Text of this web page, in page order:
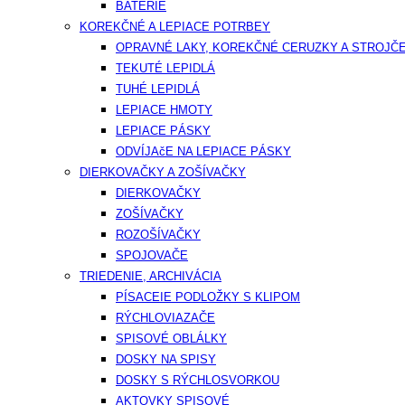
BATÉRIE
KOREKČNÉ A LEPIACE POTRBEY
OPRAVNÉ LAKY, KOREKČNÉ CERUZKY A
TEKUTÉ LEPIDLÁ
TUHÉ LEPIDLÁ
LEPIACE HMOTY
LEPIACE PÁSKY
ODVÍJAčE NA LEPIACE PÁSKY
DIERKOVAČKY A ZOŠÍVAČKY
DIERKOVAČKY
ZOŠÍVAČKY
ROZOŠÍVAČKY
SPOJOVAČE
TRIEDENIE, ARCHIVÁCIA
PÍSACEIE PODLOŽKY S KLIPOM
RÝCHLOVIAZAČE
SPISOVÉ OBLÁLKY
DOSKY NA SPISY
DOSKY S RÝCHLOSVORKOU
AKTOVKY SPISOVÉ